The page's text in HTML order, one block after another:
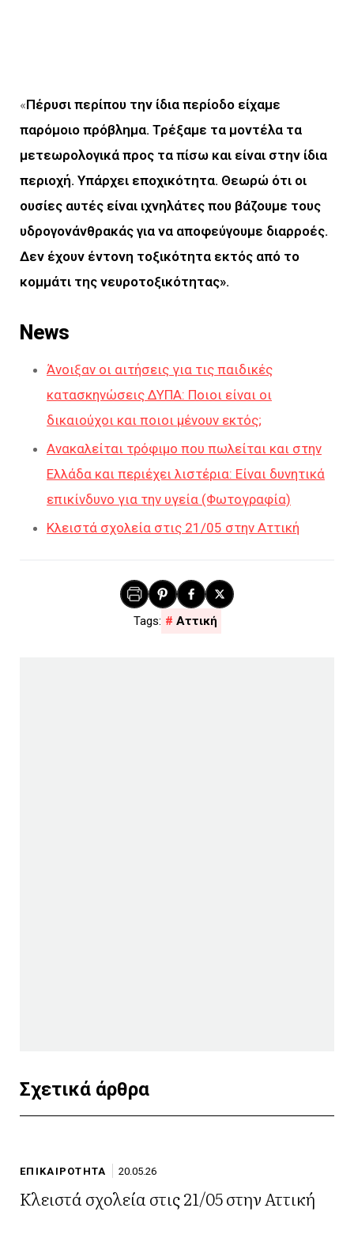
«Πέρυσι περίπου την ίδια περίοδο είχαμε
παρόμοιο πρόβλημα. Τρέξαμε τα μοντέλα τα
μετεωρολογικά προς τα πίσω και είναι στην ίδια
περιοχή. Υπάρχει εποχικότητα. Θεωρώ ότι οι
ουσίες αυτές είναι ιχνηλάτες που βάζουμε τους
υδρογονάνθρακάς για να αποφεύγουμε διαρροές.
Δεν έχουν έντονη τοξικότητα εκτός από το
κομμάτι της νευροτοξικότητας».
News
Άνοιξαν οι αιτήσεις για τις παιδικές
κατασκηνώσεις ΔΥΠΑ: Ποιοι είναι οι
δικαιούχοι και ποιοι μένουν εκτός;
Ανακαλείται τρόφιμο που πωλείται και στην
Ελλάδα και περιέχει λιστέρια: Είναι δυνητικά
επικίνδυνο για την υγεία (Φωτογραφία)
Κλειστά σχολεία στις 21/05 στην Αττική
Αττική
Σχετικά άρθρα
ΕΠΙΚΑΙΡΟΤΗΤΑ 20.05.26
Κλειστά σχολεία στις 21/05 στην Αττική